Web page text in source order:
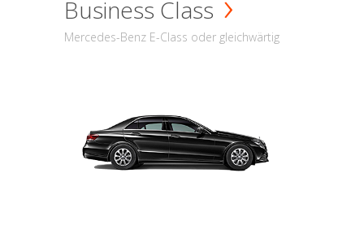
Business Class
Mercedes-Benz E-Class oder gleichwärtig